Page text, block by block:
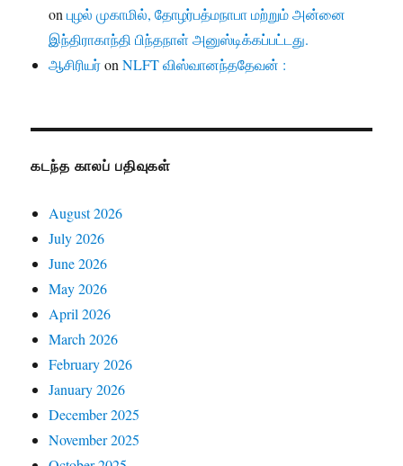
onபுழல் முகாமில், தோழர்பத்மநாபா மற்றும் அன்னை
இந்திராகாந்தி பிந்தநாள் அனுஸ்டிக்கப்பட்டது.
ஆசிரியர்onNLFT விஸ்வானந்ததேவன் :
கடந்த காலப் பதிவுகள்
August 2026
July 2026
June 2026
May 2026
April 2026
March 2026
February 2026
January 2026
December 2025
November 2025